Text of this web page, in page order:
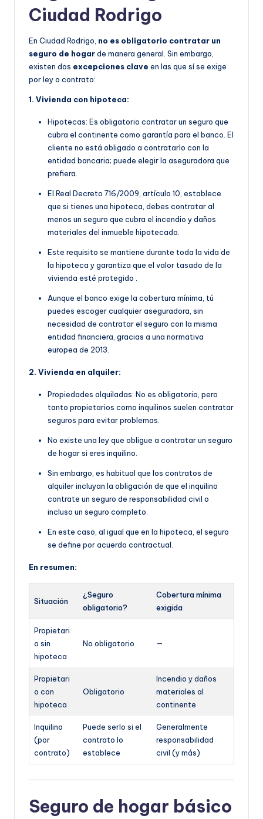
Ciudad Rodrigo
En Ciudad Rodrigo, no es obligatorio contratar un
seguro de hogarde manera general. Sin embargo,
existen dos excepciones clave en las que sí se exige
por ley o contrato:
1. Vivienda con hipoteca:
Hipotecas: Es obligatorio contratar un seguro que
cubra el continente como garantía para el banco. El
cliente no está obligado a contratarlo con la
entidad bancaria; puede elegir la aseguradora que
prefiera.
El Real Decreto 716/2009, artículo 10, establece
que si tienes una hipoteca, debes contratar al
menos un seguro que cubra el incendio y daños
materiales del inmueble hipotecado.
Este requisito se mantiene durante toda la vida de
la hipoteca y garantiza que el valor tasado de la
vivienda esté protegido .
Aunque el banco exige la cobertura mínima, tú
puedes escoger cualquier aseguradora, sin
necesidad de contratar el seguro con la misma
entidad financiera, gracias a una normativa
europea de 2013.
2. Vivienda en alquiler:
Propiedades alquiladas: No es obligatorio, pero
tanto propietarios como inquilinos suelen contratar
seguros para evitar problemas.
No existe una ley que obligue a contratar un seguro
de hogar si eres inquilino.
Sin embargo, es habitual que los contratos de
alquiler incluyan la obligación de que el inquilino
contrate un seguro de responsabilidad civil o
incluso un seguro completo.
En este caso, al igual que en la hipoteca, el seguro
se define por acuerdo contractual.
En resumen:
Situación
¿Seguro
obligatorio?
Cobertura mínima
exigida
Propietari
o sin
hipoteca
No obligatorio —
Propietari
o con
hipoteca
Obligatorio
Incendio y daños
materiales al
continente
Inquilino
(por
contrato)
Puede serlo si el
contrato lo
establece
Generalmente
responsabilidad
civil (y más)
Seguro de hogar básico